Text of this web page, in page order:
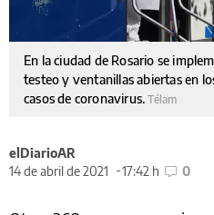
En la ciudad de Rosario se
testeo y ventanillas abiertas en
casos de coronavirus.Télam
elDiarioAR
14 de abril de 2021
17:42 h 0